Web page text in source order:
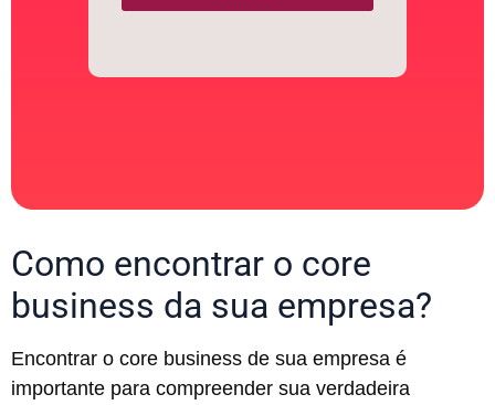
Como encontrar o core
business da sua empresa?
Encontrar o core business de sua empresa é
importante para compreender sua verdadeira